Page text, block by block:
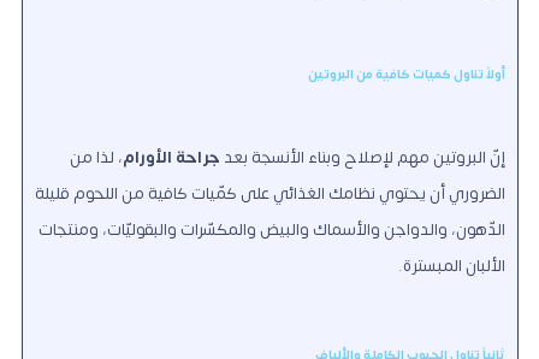
أولاً تناول كميات كافية من البروتين
إنّ البروتين مهم لإصلاح وبناء الأنسجة بعد جراحة الأورام، لذا من
الضروري أن يحتوي نظامك الغذائي على كمّيات كافية من اللحوم قليلة
الدّهون، والدواجن والأسماك والبيض والمكسّرات والبقوليّات، ومنتجات
الألبان المبسترة.
ثانياً تناول الحبوب الكاملة والألياف